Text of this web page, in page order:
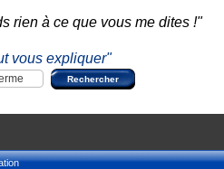
rien à ce que vous me dites !"
vous expliquer"